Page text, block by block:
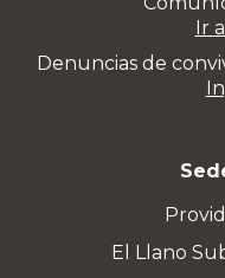
Ir
Denuncias de
El Llano